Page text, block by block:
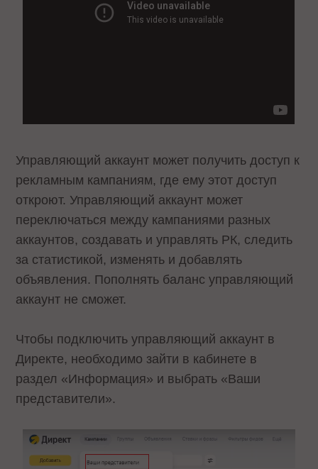
Управляющий аккаунт может получить доступ к
рекламным кампаниям, где ему этот доступ
откроют. Управляющий аккаунт может
переключаться между кампаниями разных
аккаунтов, создавать и управлять РК, следить
за статистикой, изменять и добавлять
объявления. Пополнять баланс управляющий
аккаунт не сможет.
Чтобы подключить управляющий аккаунт в
Директе, необходимо зайти в кабинете в
раздел «Информация» и выбрать «Ваши
представители».